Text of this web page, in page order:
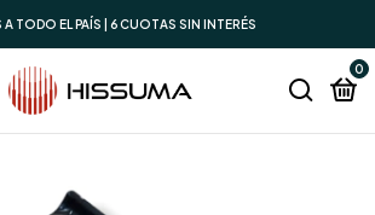
A TODO EL PAÍS | 6 CUOTAS SIN INTERÉS
0